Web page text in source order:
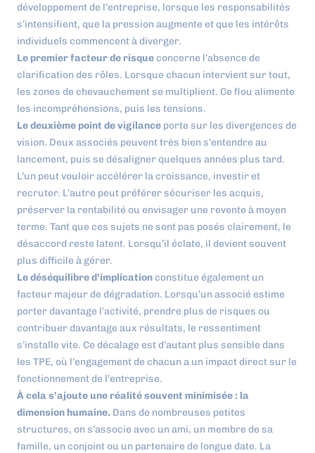
développement de l’entreprise, lorsque les responsabilités
s’intensifient, que la pression augmente et que les intérêts
individuels commencent à diverger.
Le premier facteur de risque concerne l’absence de
clarification des rôles. Lorsque chacun intervient sur tout,
les zones de chevauchement se multiplient. Ce flou alimente
les incompréhensions, puis les tensions.
Le deuxième point de vigilance porte sur les divergences de
vision. Deux associés peuvent très bien s’entendre au
lancement, puis se désaligner quelques années plus tard.
L’un peut vouloir accélérer la croissance, investir et
recruter. L’autre peut préférer sécuriser les acquis,
préserver la rentabilité ou envisager une revente à moyen
terme. Tant que ces sujets ne sont pas posés clairement, le
désaccord reste latent. Lorsqu’il éclate, il devient souvent
plus difficile à gérer.
Le déséquilibre d’implication constitue également un
facteur majeur de dégradation. Lorsqu’un associé estime
porter davantage l’activité, prendre plus de risques ou
contribuer davantage aux résultats, le ressentiment
s’installe vite. Ce décalage est d’autant plus sensible dans
les TPE, où l’engagement de chacun a un impact direct sur le
fonctionnement de l’entreprise.
À cela s’ajoute une réalité souvent minimisée : la
dimension humaine. Dans de nombreuses petites
structures, on s’associe avec un ami, un membre de sa
famille, un conjoint ou un partenaire de longue date. La